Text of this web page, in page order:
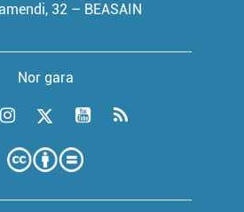
32 – BEASAIN
Nor gara